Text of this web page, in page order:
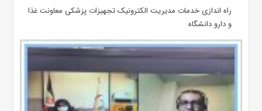
راه اندازی خدمات مدیریت الکترونیک تجهیزات پزشکی معاونت غذا
و دارو دانشگاه